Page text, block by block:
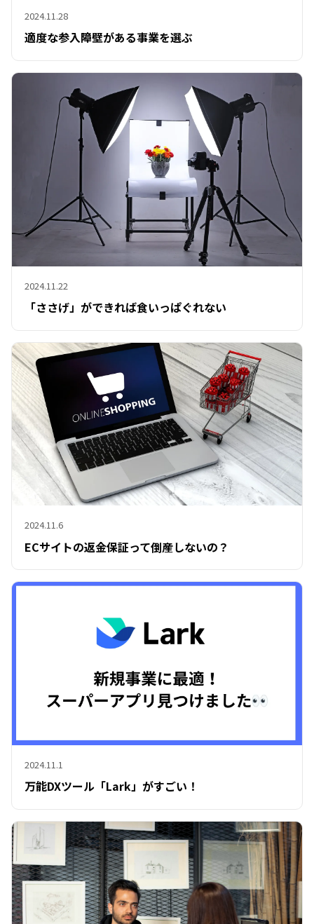
2024.11.28
適度な参入障壁がある事業を選ぶ
2024.11.22
「ささげ」ができれば食いっぱぐれない
2024.11.6
ECサイトの返金保証って倒産しないの？
2024.11.1
万能DXツール「Lark」がすごい！